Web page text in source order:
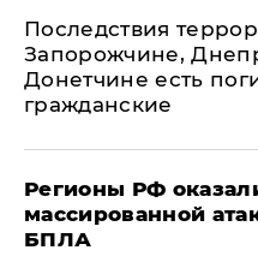
Последствия
Запорожчине,
Донетчине есть
гражданские
Регионы РФ
массированной
БПЛА